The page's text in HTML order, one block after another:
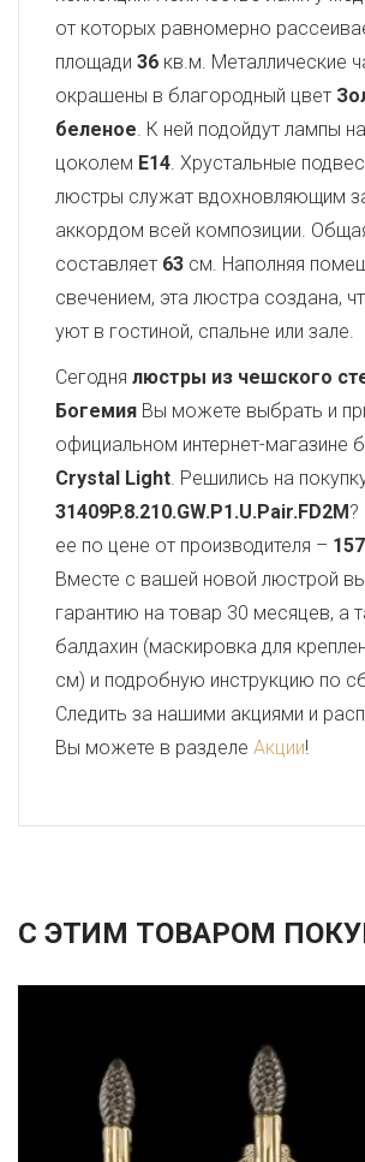
от которых равномерно
площади 36 кв.м. Металлические
окрашены в благородный цвет
беленое. К ней подойдут лампы
цоколем E14. Хрустальные
люстры служат вдохновляющим
аккордом всей композиции.
составляет 63 см. Наполняя
свечением, эта люстра создана,
уют в гостиной, спальне или зале.
Сегодня люстры из чешского
Богемия Вы можете выбрать и
официальном интернет-магазине
Crystal Light. Решились на
31409P.8.210.GW.P1.U.Pair.FD2M?
ее по цене от производителя –
Вместе с вашей новой люстрой вы
гарантию на товар 30 месяцев, а
балдахин (маскировка для
см) и подробную инструкцию по
Следить за нашими акциями и
Вы можете в разделе Акции!
С ЭТИМ ТОВАРОМ